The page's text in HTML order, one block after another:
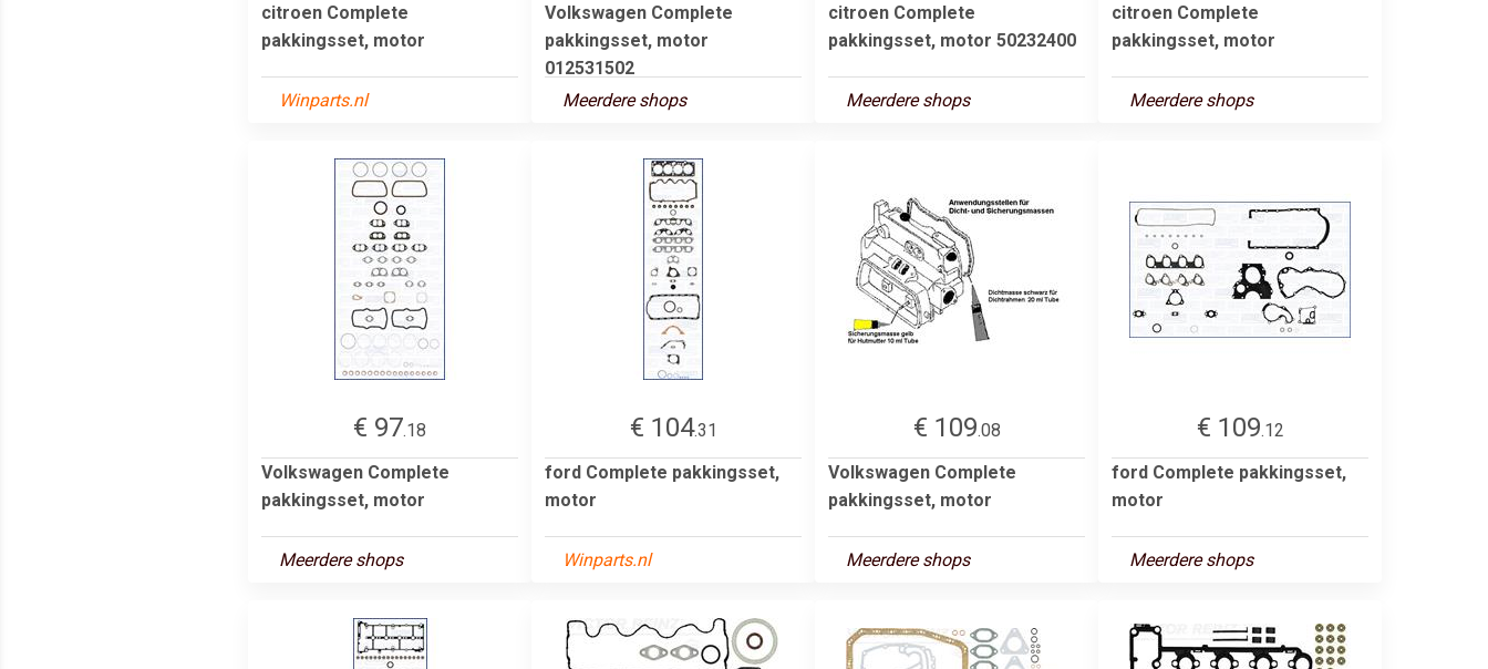
citroen Complete
pakkingsset, motor
Winparts.nl
Volkswagen Complete
pakkingsset, motor
012531502
Meerdere shops
citroen Complete
pakkingsset, motor 50232400
Meerdere shops
citroen Complete
pakkingsset, motor
Meerdere shops
€ 97.18
Volkswagen Complete
pakkingsset, motor
Meerdere shops
€ 104.31
ford Complete pakkingsset,
motor
Winparts.nl
€ 109.08
Volkswagen Complete
pakkingsset, motor
Meerdere shops
€ 109.12
ford Complete pakkingsset,
motor
Meerdere shops